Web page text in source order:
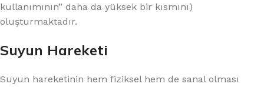
kullanımının” daha da yüksek bir kısmını)
oluşturmaktadır.
Suyun Hareketi
Suyun hareketinin hem fiziksel hem de sanal olması